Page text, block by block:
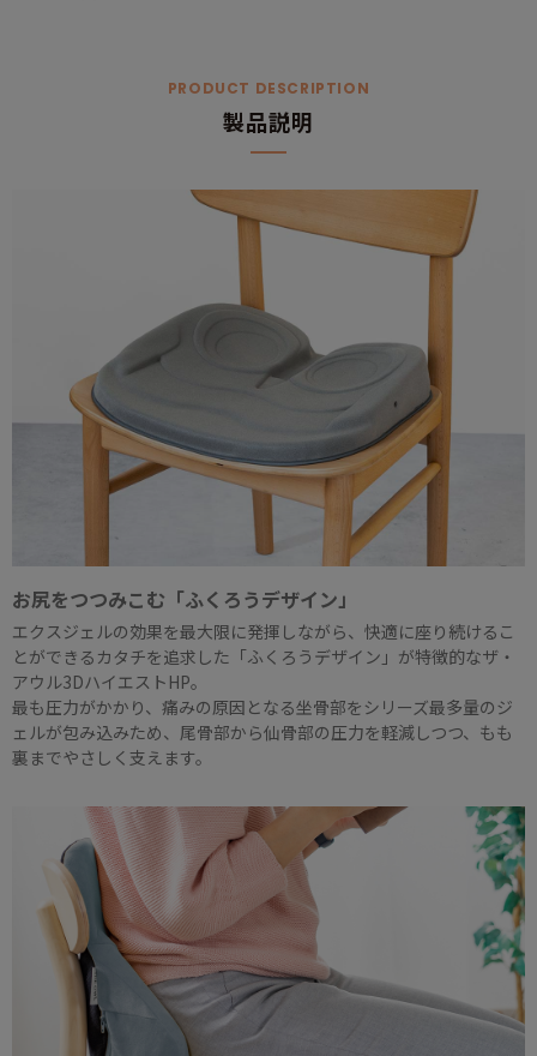
PRODUCT DESCRIPTION
製品説明
お尻をつつみこむ「ふくろうデザイン」
エクスジェルの効果を最大限に発揮しながら、快適に座り続けるこ
とができるカタチを追求した「ふくろうデザイン」が特徴的なザ・
アウル3DハイエストHP。
最も圧力がかかり、痛みの原因となる坐骨部をシリーズ最多量のジ
ェルが包み込みため、尾骨部から仙骨部の圧力を軽減しつつ、もも
裏までやさしく支えます。